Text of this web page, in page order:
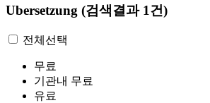
Ubersetzung (검색결과 1건)
전체선택
무료
기관내 무료
유료